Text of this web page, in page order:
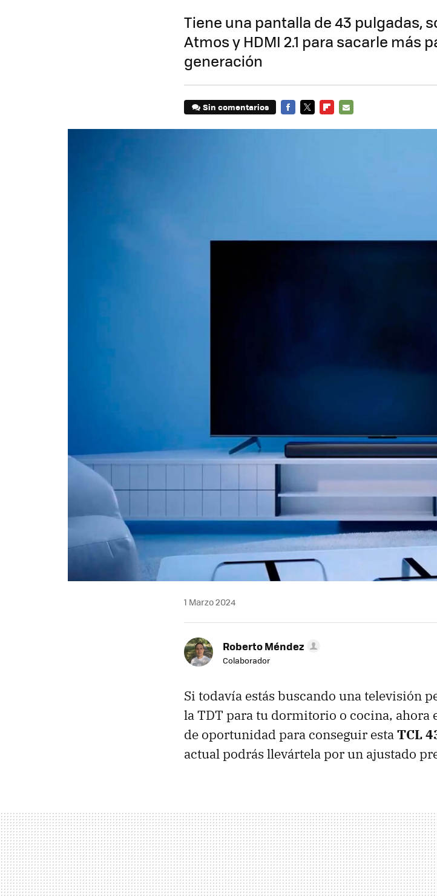
Tiene una pantalla de 43 pulgadas,
Atmos y HDMI 2.1 para sacarle más
generación
Sin comentarios
1 Marzo 2024
Roberto Méndez
Colaborador
Si todavía estás buscando una televisión
la TDT para tu dormitorio o cocina, ahora
de oportunidad para conseguir estaTCL
actual podrás llevártela por un ajustado